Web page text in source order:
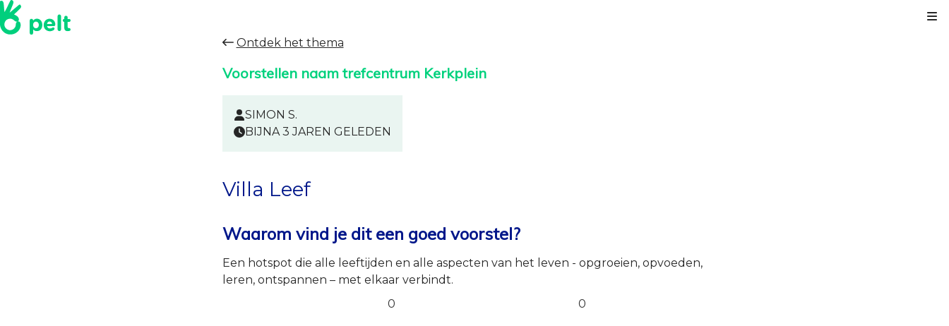
Ontdek het thema
Voorstellen naam trefcentrum Kerkplein
SIMON S.
BIJNA 3 JAREN GELEDEN
Villa Leef
Waarom vind je dit een goed voorstel?
Een hotspot die alle leeftijden en alle aspecten van het leven - opgroeien, opvoeden,
leren, ontspannen – met elkaar verbindt.
0
0